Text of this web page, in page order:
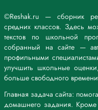
©Reshak.ru — сборник
средних классов. Здесь
текстов по школьной
собранный на сайте —
профильными
улучшить школьные
больше свободного
Главная задача сайта:
домашнего задания. Кроме